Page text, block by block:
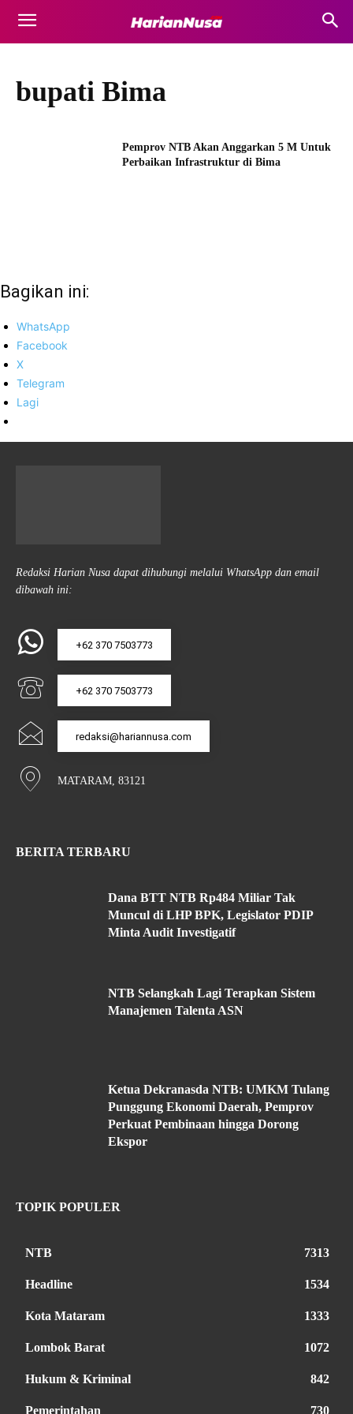
bupati Bima
Pemprov NTB Akan Anggarkan 5 M Untuk
Perbaikan Infrastruktur di Bima
Bagikan ini:
WhatsApp
Facebook
X
Telegram
Lagi
Redaksi Harian Nusa dapat dihubungi melalui WhatsApp dan email
dibawah ini:
+62 370 7503773
+62 370 7503773
redaksi@hariannusa.com
MATARAM, 83121
BERITA TERBARU
Dana BTT NTB Rp484 Miliar Tak
Muncul di LHP BPK, Legislator PDIP
Minta Audit Investigatif
NTB Selangkah Lagi Terapkan Sistem
Manajemen Talenta ASN
Ketua Dekranasda NTB: UMKM Tulang
Punggung Ekonomi Daerah, Pemprov
Perkuat Pembinaan hingga Dorong
Ekspor
TOPIK POPULER
NTB 7313
Headline 1534
Kota Mataram 1333
Lombok Barat 1072
Hukum & Kriminal 842
Pemerintahan 730